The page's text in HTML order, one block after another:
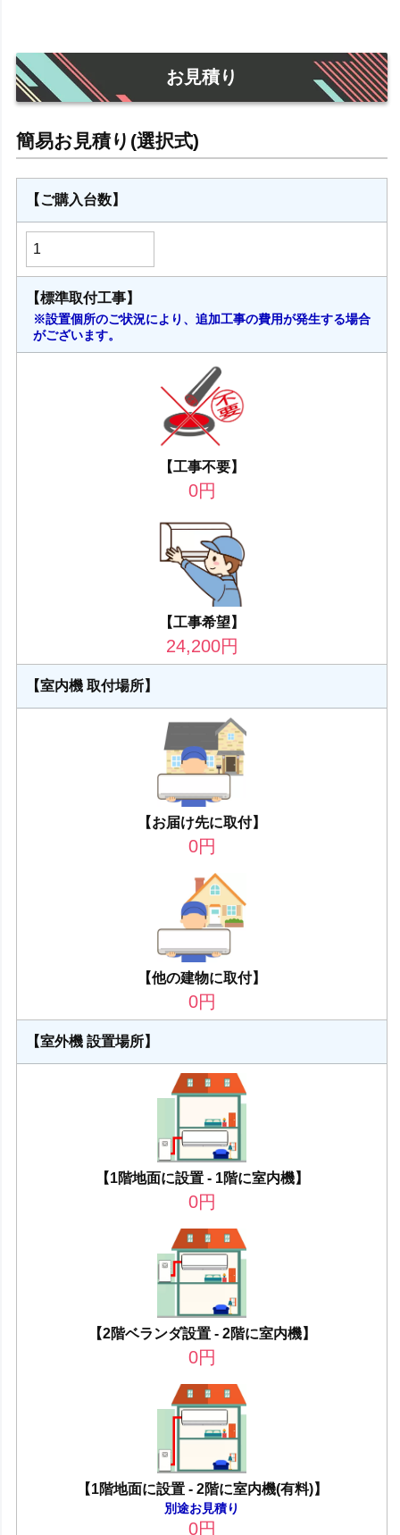
お見積り
【ご購入台数】
【標準取付工事】
※設置個所のご状況により、追加工事の費用が発生する場合
がございます。
【工事不要】
0円
【工事希望】
24,200円
【室内機 取付場所】
【お届け先に取付】
0円
【他の建物に取付】
0円
【室外機 設置場所】
【1階地面に設置 - 1階に室内機】
0円
【2階ベランダ設置 - 2階に室内機】
0円
【1階地面に設置 - 2階に室内機(有料)】
別途お見積り
0円